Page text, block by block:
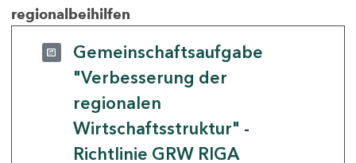
regionalbeihilfen
Gemeinschaftsaufgabe
"Verbesserung der
regionalen
Wirtschaftsstruktur" -
Richtlinie GRW RIGA